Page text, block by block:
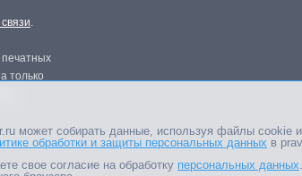
.
печатных
только
может собирать данные, используя файлы cookie
обработки и защиты персональных данных в
свое согласие на обработку персональных данных